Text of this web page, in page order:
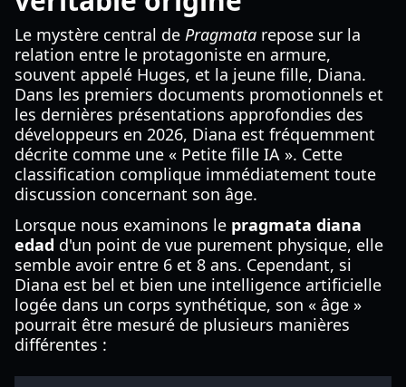
Le mystère central de Pragmata repose sur la
relation entre le protagoniste en armure,
souvent appelé Huges, et la jeune fille, Diana.
Dans les premiers documents promotionnels et
les dernières présentations approfondies des
développeurs en 2026, Diana est fréquemment
décrite comme une « Petite fille IA ». Cette
classification complique immédiatement toute
discussion concernant son âge.
Lorsque nous examinons le pragmata diana
edad d'un point de vue purement physique, elle
semble avoir entre 6 et 8 ans. Cependant, si
Diana est bel et bien une intelligence artificielle
logée dans un corps synthétique, son « âge »
pourrait être mesuré de plusieurs manières
différentes :